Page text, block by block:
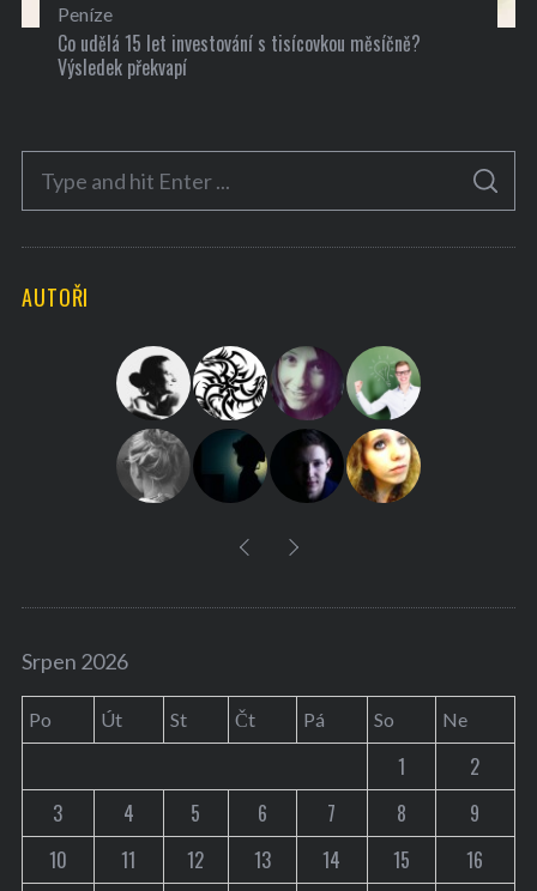
Peníze
Co udělá 15 let investování s tisícovkou měsíčně?
Výsledek překvapí
c
S
A
C
AUTOŘI
Srpen 2026
Po Út St Čt Pá So Ne
1
2
3
4 5 6 7 8
9
10
11 12 13 14 15 16